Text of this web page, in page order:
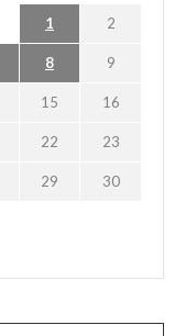
1 2
8 9
15 16
22 23
29 30